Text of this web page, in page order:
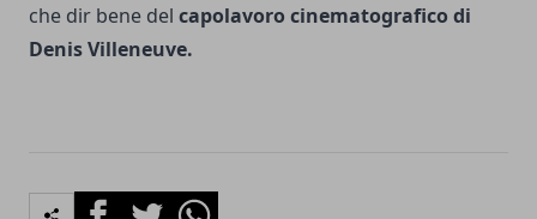
che dir bene del capolavoro cinematografico di
Denis Villeneuve.
FacebookTwitterWhatsapp